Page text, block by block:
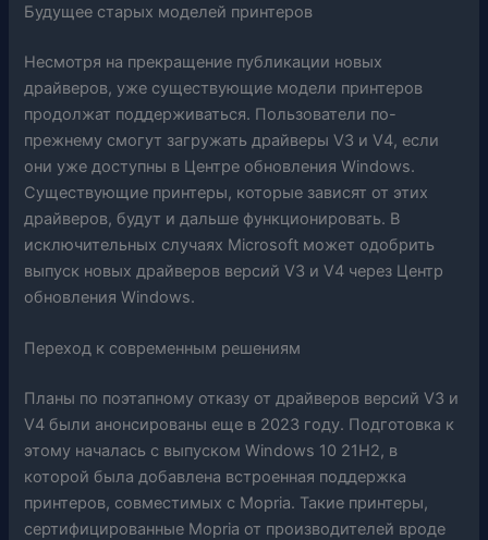
Будущее старых моделей принтеров
Несмотря на прекращение публикации новых
драйверов, уже существующие модели принтеров
продолжат поддерживаться. Пользователи по-
прежнему смогут загружать драйверы V3 и V4, если
они уже доступны в Центре обновления Windows.
Существующие принтеры, которые зависят от этих
драйверов, будут и дальше функционировать. В
исключительных случаях Microsoft может одобрить
выпуск новых драйверов версий V3 и V4 через Центр
обновления Windows.
Переход к современным решениям
Планы по поэтапному отказу от драйверов версий V3 и
V4 были анонсированы еще в 2023 году. Подготовка к
этому началась с выпуском Windows 10 21H2, в
которой была добавлена встроенная поддержка
принтеров, совместимых с Mopria. Такие принтеры,
сертифицированные Mopria от производителей вроде